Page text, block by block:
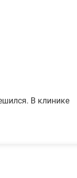
В клинике